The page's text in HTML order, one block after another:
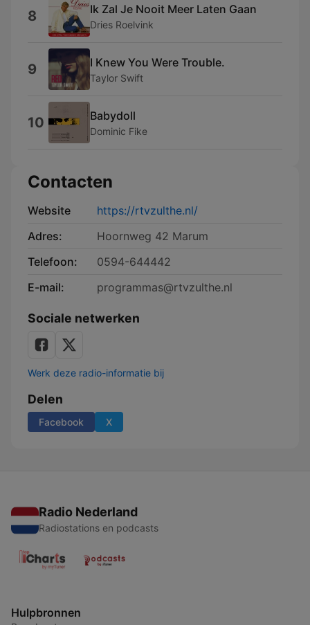
8 Ik Zal Je Nooit Meer Laten Gaan
Dries Roelvink
9 I Knew You Were Trouble.
Taylor Swift
10 Babydoll
Dominic Fike
Contacten
Website
https://rtvzulthe.nl/
Adres:
Hoornweg 42 Marum
Telefoon:
0594-644442
E-mail:
programmas@rtvzulthe.nl
Sociale netwerken
Werk deze radio-informatie bij
Delen
Facebook X
Radio Nederland
Radiostations en podcasts
Hulpbronnen